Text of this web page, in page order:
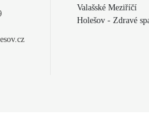
Valašské Meziříčí
Holešov - Zdravé